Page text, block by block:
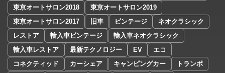
東京オートサロン2018
東京オートサロン2019
東京オートサロン2017
旧車 ビンテージ
ネオクラシック
レストア
輸入車ビンテージ
輸入車ネオクラシック
輸入車レストア
最新テクノロジー EV
エコ
コネクティッド
カーシェア キャンピングカー
トランポ